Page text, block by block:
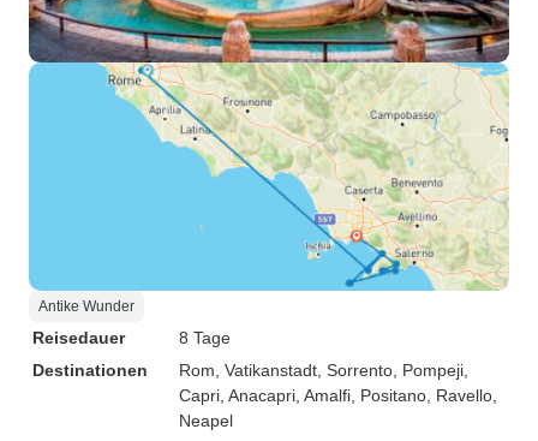
Antike Wunder
Reisedauer
8 Tage
Destinationen
Rom , Vatikanstadt , Sorrento , Pompeji
Capri , Anacapri , Amalfi , Positano , Ravello
Neapel